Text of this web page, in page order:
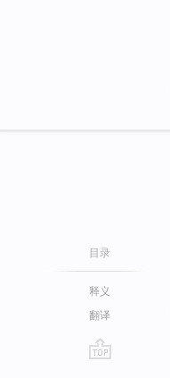
目录
释义
翻译